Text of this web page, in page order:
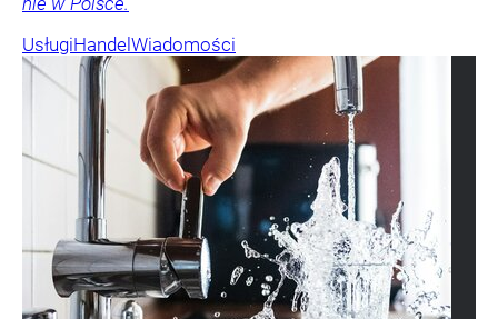
UsługiHandel Wiadomości